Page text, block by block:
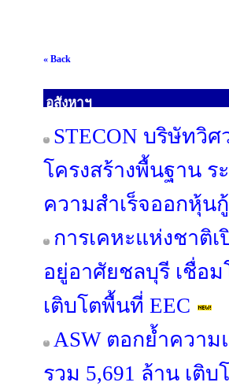
« Back
อสังหาฯ
STECON บริษัทวิ
โครงสร้างพื้นฐาน
ความสำเร็จออกหุ้น
การเคหะแห่งชาติ
อยู่อาศัยชลบุรี เชื่อ
เติบโตพื้นที่ EEC
ASW ตอกย้ำความ
รวม 5,691 ล้าน เติบ